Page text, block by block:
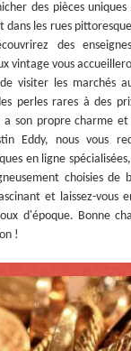
des pièces
dans les rues
des
vintage vous
visiter les marchés
perles rares à des
son propre charme et
Eddy, nous vous
en ligne
choisies de
et laissez-vous
d'époque. Bonne
!